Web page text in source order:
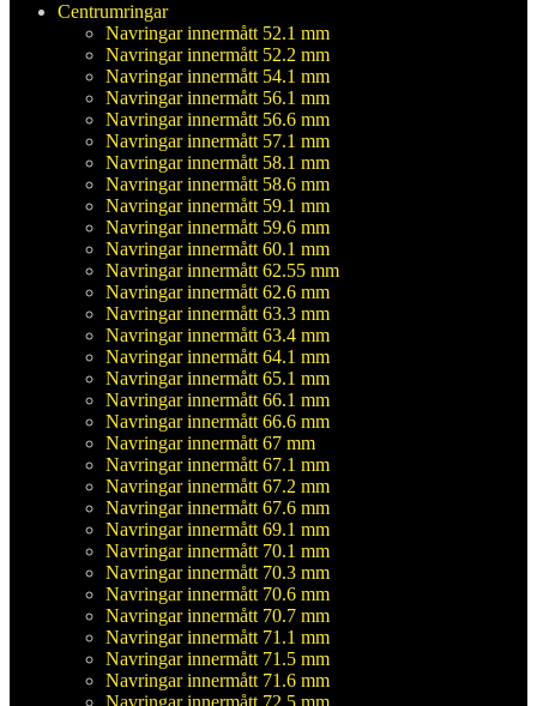
Centrumringar
Navringar innermått 52.1 mm
Navringar innermått 52.2 mm
Navringar innermått 54.1 mm
Navringar innermått 56.1 mm
Navringar innermått 56.6 mm
Navringar innermått 57.1 mm
Navringar innermått 58.1 mm
Navringar innermått 58.6 mm
Navringar innermått 59.1 mm
Navringar innermått 59.6 mm
Navringar innermått 60.1 mm
Navringar innermått 62.55 mm
Navringar innermått 62.6 mm
Navringar innermått 63.3 mm
Navringar innermått 63.4 mm
Navringar innermått 64.1 mm
Navringar innermått 65.1 mm
Navringar innermått 66.1 mm
Navringar innermått 66.6 mm
Navringar innermått 67 mm
Navringar innermått 67.1 mm
Navringar innermått 67.2 mm
Navringar innermått 67.6 mm
Navringar innermått 69.1 mm
Navringar innermått 70.1 mm
Navringar innermått 70.3 mm
Navringar innermått 70.6 mm
Navringar innermått 70.7 mm
Navringar innermått 71.1 mm
Navringar innermått 71.5 mm
Navringar innermått 71.6 mm